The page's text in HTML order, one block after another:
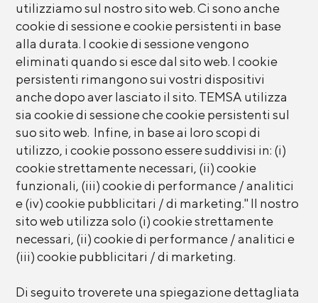
utilizziamo sul nostro sito web. Ci sono anche
cookie di sessione e cookie persistenti in base
alla durata. I cookie di sessione vengono
eliminati quando si esce dal sito web. I cookie
persistenti rimangono sui vostri dispositivi
anche dopo aver lasciato il sito. TEMSA utilizza
sia cookie di sessione che cookie persistenti sul
suo sito web. Infine, in base ai loro scopi di
utilizzo, i cookie possono essere suddivisi in: (i)
cookie strettamente necessari, (ii) cookie
funzionali, (iii) cookie di performance / analitici
e (iv) cookie pubblicitari / di marketing." Il nostro
sito web utilizza solo (i) cookie strettamente
necessari, (ii) cookie di performance / analitici e
(iii) cookie pubblicitari / di marketing.
Di seguito troverete una spiegazione dettagliata